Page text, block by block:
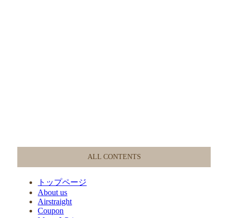
ALL CONTENTS
トップページ
About us
Airstraight
Coupon